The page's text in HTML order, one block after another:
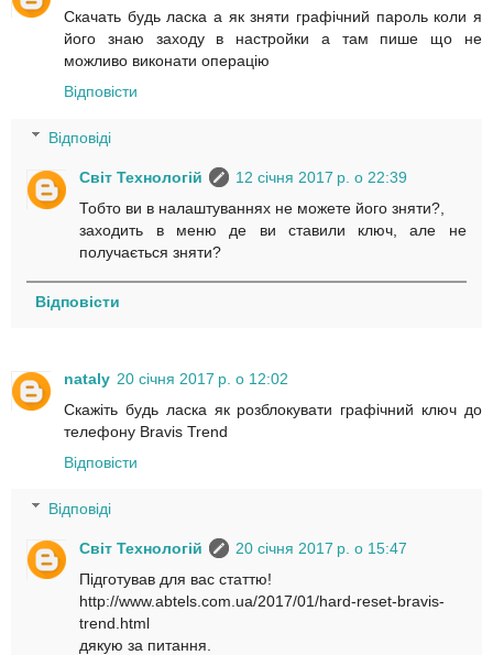
Скачать будь ласка а як зняти графічний пароль коли я
його знаю заходу в настройки а там пише що не
можливо виконати операцію
Відповісти
Відповіді
Світ Технологій
12 січня 2017 р. о 22:39
Тобто ви в налаштуваннях не можете його зняти?,
заходить в меню де ви ставили ключ, але не
получається зняти?
Відповісти
nataly 20 січня 2017 р. о 12:02
Скажіть будь ласка як розблокувати графічний ключ до
телефону Bravis Trend
Відповісти
Відповіді
Світ Технологій
20 січня 2017 р. о 15:47
Підготував для вас статтю!
http://www.abtels.com.ua/2017/01/hard-reset-bravis-
trend.html
дякую за питання.